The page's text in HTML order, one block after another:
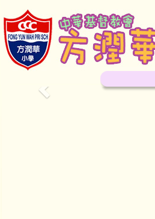
Previous